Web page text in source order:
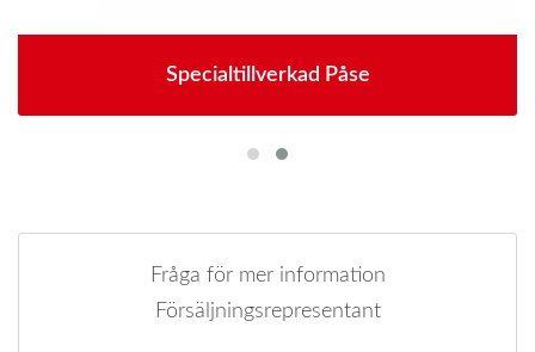
Specialtillverkad Påse
Fråga för mer information
Försäljningsrepresentant